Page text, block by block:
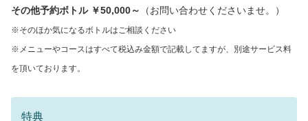
その他予約ボトル ￥50,000～
（お問い合わせくださいませ。）
※そのほか気になるボトルはご相談ください
※メニューやコースはすべて税込み金額で記載してますが、 別途サービス料
を頂いております。
特典